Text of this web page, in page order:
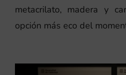
metacrilato, madera y
opción más eco del